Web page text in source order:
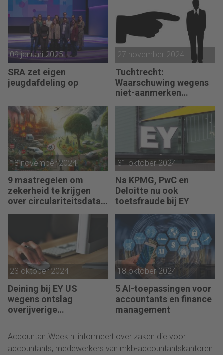
09 januari 2025
SRA zet eigen
jeugdafdeling op
27 november 2024
Tuchtrecht:
Waarschuwing wegens
niet-aanmerken
juridische kosten als
‘significante
aangelegenheid’
18 november 2024
9 maatregelen om
zekerheid te krijgen
over circulariteitsdata
31 oktober 2024
Na KPMG, PwC en
Deloitte nu ook
toetsfraude bij EY
23 oktober 2024
Deining bij EY US
wegens ontslag
overijverige
18 oktober 2024
5 AI-toepassingen voor
accountants en finance
management
AccountantWeek.nl informeert over zaken die voor
accountants, medewerkers van mkb-accountantskantoren